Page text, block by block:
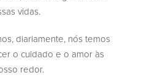
vidas.
diariamente, nós temos
o cuidado e o amor às
redor.